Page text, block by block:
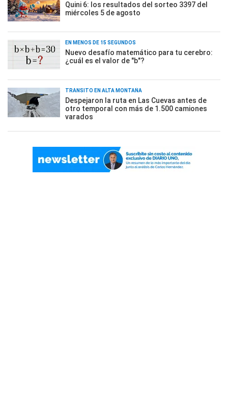
Quini 6: los resultados del sorteo 3397 del
miércoles 5 de agosto
EN MENOS DE 15 SEGUNDOS
Nuevo desafío matemático para tu cerebro:
¿cuál es el valor de "b"?
TRÁNSITO EN ALTA MONTAÑA
Despejaron la ruta en Las Cuevas antes de
otro temporal con más de 1.500 camiones
varados